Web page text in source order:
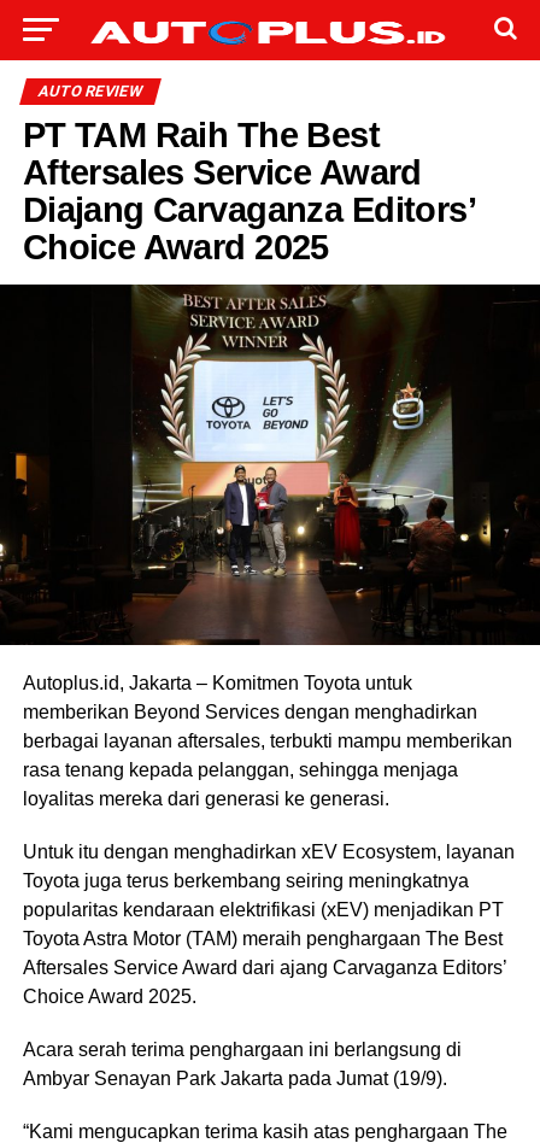
AUTO REVIEW
PT TAM Raih The Best
Aftersales Service Award
Diajang Carvaganza Editors’
Choice Award 2025
Autoplus.id, Jakarta – Komitmen Toyota untuk
memberikan Beyond Services dengan menghadirkan
berbagai layanan aftersales, terbukti mampu memberikan
rasa tenang kepada pelanggan, sehingga menjaga
loyalitas mereka dari generasi ke generasi.
Untuk itu dengan menghadirkan xEV Ecosystem, layanan
Toyota juga terus berkembang seiring meningkatnya
popularitas kendaraan elektrifikasi (xEV) menjadikan PT
Toyota Astra Motor (TAM) meraih penghargaan The Best
Aftersales Service Award dari ajang Carvaganza Editors’
Choice Award 2025.
Acara serah terima penghargaan ini berlangsung di
Ambyar Senayan Park Jakarta pada Jumat (19/9).
“Kami mengucapkan terima kasih atas penghargaan The